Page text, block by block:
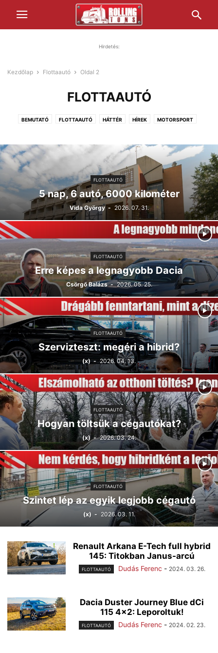
Hirdetés:
Kezdőlap Flottaautó Oldal 2
FLOTTAAUTÓ
BEMUTATÓ FLOTTAAUTÓ HÁTTÉR HÍREK MOTORSPORT
FLOTTAAUTÓ
5 nap, 6 autó, 6000 kilométer
Vida György - 2026. 07. 31.
FLOTTAAUTÓ
Erre képes a legnagyobb Dacia
Csörgő Balázs - 2026. 05. 25.
FLOTTAAUTÓ
Szervizteszt: megéri a hibrid?
(x) - 2026. 04. 13.
FLOTTAAUTÓ
Hogyan töltsük a cégautókat?
(x) - 2026. 03. 24.
FLOTTAAUTÓ
Szintet lép az egyik legjobb cégautó
(x) - 2026. 03. 11.
Renault Arkana E-Tech full hybrid
145: Titokban Janus-arcú
FLOTTAAUTÓ Dudás Ferenc - 2024. 03. 26.
Dacia Duster Journey Blue dCi
115 4×2: Leporoltuk!
FLOTTAAUTÓ Dudás Ferenc - 2024. 02. 23.